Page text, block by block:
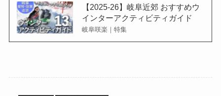
【2025-26】岐阜近郊 おすすめウ
インターアクティビティガイド
岐阜咲楽｜特集